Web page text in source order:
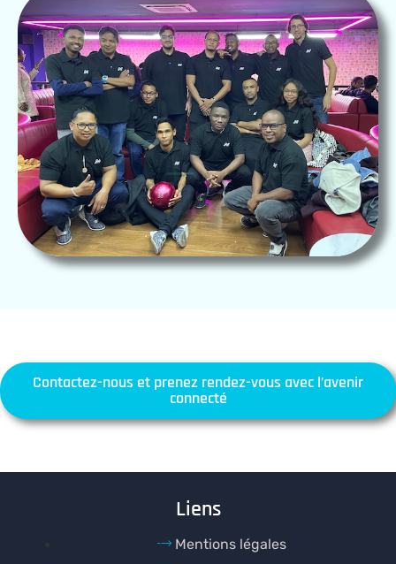
Contactez-nous et prenez rendez-vous avec l’avenir
connecté
Liens
Mentions légales